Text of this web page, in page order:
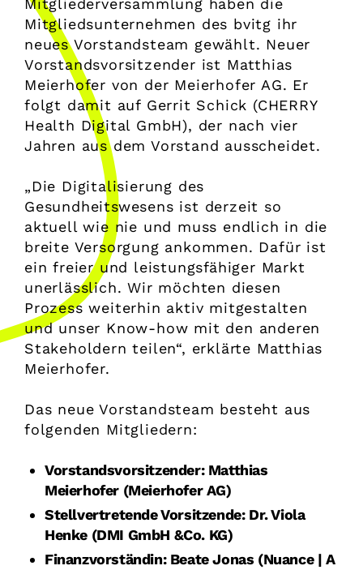
Mitgliederversammlung haben die
Mitgliedsunternehmen des bvitg ihr
neues Vorstandsteam gewählt. Neuer
Vorstandsvorsitzender ist Matthias
Meierhofer von der Meierhofer AG. Er
folgt damit auf Gerrit Schick (CHERRY
Health Digital GmbH), der nach vier
Jahren aus dem Vorstand ausscheidet.
„Die Digitalisierung des
Gesundheitswesens ist derzeit so
aktuell wie nie und muss endlich in die
breite Versorgung ankommen. Dafür ist
ein freier und leistungsfähiger Markt
unerlässlich. Wir möchten diesen
Prozess weiterhin aktiv mitgestalten
und unser Know-how mit den anderen
Stakeholdern teilen“, erklärte Matthias
Meierhofer.
Das neue Vorstandsteam besteht aus
folgenden Mitgliedern:
Vorstandsvorsitzender: Matthias
Meierhofer (Meierhofer AG)
Stellvertretende Vorsitzende: Dr. Viola
Henke (DMI GmbH &Co. KG)
Finanzvorständin: Beate Jonas (Nuance | A